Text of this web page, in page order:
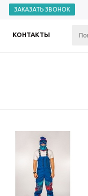
ЗАКАЗАТЬ ЗВОНОК
КОНТАКТЫ